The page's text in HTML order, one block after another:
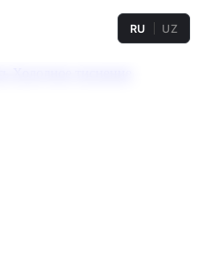
RU UZ